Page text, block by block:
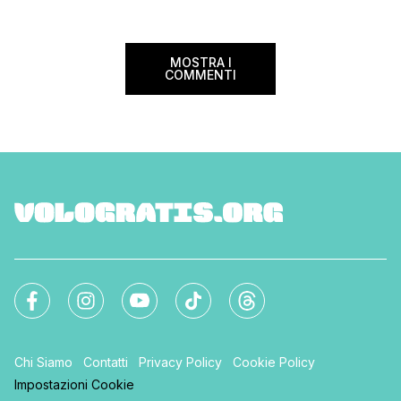
MOSTRA I
COMMENTI
Chi Siamo Contatti Privacy Policy
Cookie Policy
Impostazioni Cookie